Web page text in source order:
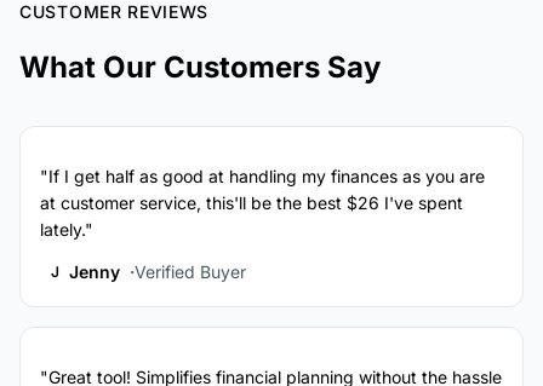
CUSTOMER REVIEWS
What Our Customers Say
"If I get half as good at handling my finances as you are
at customer service, this'll be the best $26 I've spent
lately."
J Jenny Verified Buyer
"Great tool! Simplifies financial planning without the hassle